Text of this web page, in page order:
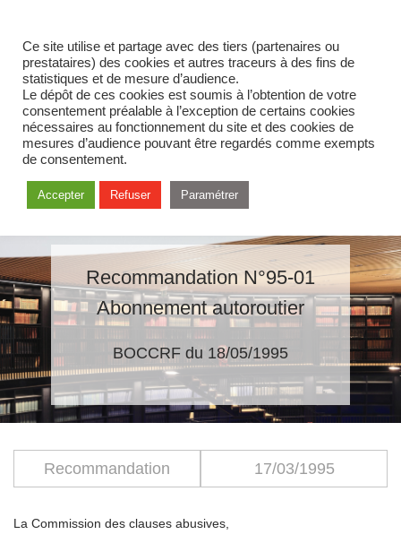
Recommandation N°95-01
Abonnement autoroutier
BOCCRF du 18/05/1995
Recommandation 17/03/1995
La Commission des clauses abusives,
Ce site utilise et partage avec des tiers (partenaires ou
prestataires) des cookies et autres traceurs à des fins de
statistiques et de mesure d’audience.
Le dépôt de ces cookies est soumis à l’obtention de votre
consentement préalable à l’exception de certains cookies
nécessaires au fonctionnement du site et des cookies de
mesures d’audience pouvant être regardés comme exempts
de consentement.
Accepter Refuser Paramétrer